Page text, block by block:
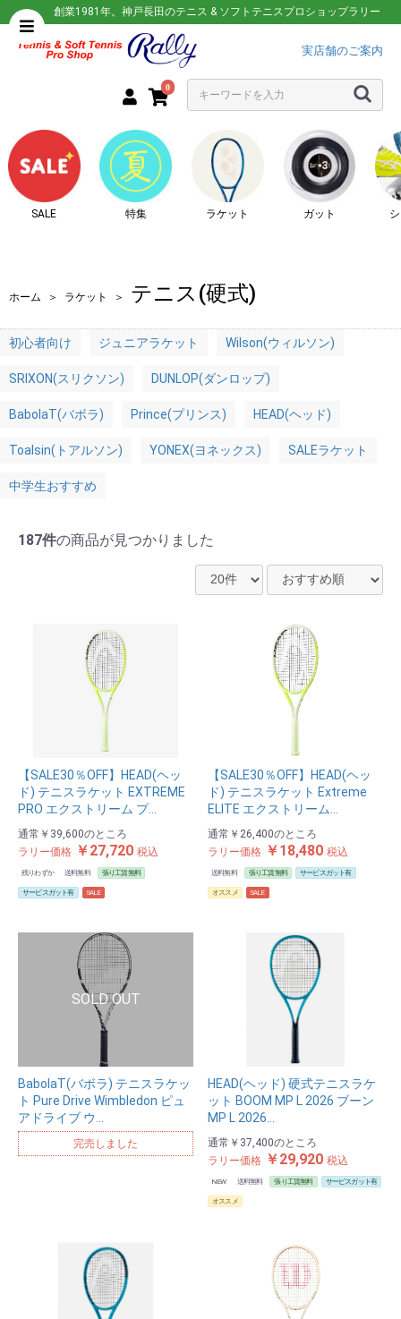
創業1981年。神戸長田のテニス & ソフトテニスプロショップラリー
実店舗のご案内
0
SALE 特集 ラケット ガット
ホーム ＞ ラケット ＞ テニス(硬式)
初心者向け ジュニアラケット Wilson(ウィルソン)
SRIXON(スリクソン) DUNLOP(ダンロップ)
BabolaT(バボラ) Prince(プリンス) HEAD(ヘッド)
Toalsin(トアルソン) YONEX(ヨネックス) SALEラケット
中学生おすすめ
187件の商品が見つかりました
【SALE30％OFF】HEAD(ヘッ
ド) テニスラケット EXTREME
PRO エクストリーム プ…
通常 ￥39,600のところ
ラリー価格 ￥27,720 税込
残りわずか 送料無料 張り工賃無料
サービスガット有 SALE
【SALE30％OFF】HEAD(ヘッ
ド) テニスラケット Extreme
ELITE エクストリーム…
通常 ￥26,400のところ
ラリー価格 ￥18,480 税込
送料無料 張り工賃無料 サービスガット有
オススメ SALE
BabolaT(バボラ) テニスラケッ
ト Pure Drive Wimbledon ピュ
アドライブ ウ…
完売しました
HEAD(ヘッド) 硬式テニスラケ
ット BOOM MP L 2026 ブーン
MP L 2026…
通常 ￥37,400のところ
ラリー価格 ￥29,920 税込
NEW 送料無料 張り工賃無料 サービスガット有
オススメ